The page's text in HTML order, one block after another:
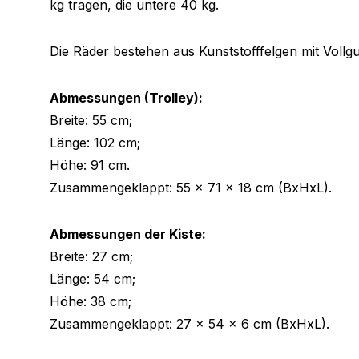
kg tragen, die untere 40 kg.
Die Räder bestehen aus Kunststofffelgen mit
Abmessungen (Trolley):
Breite: 55 cm;
Länge: 102 cm;
Höhe: 91 cm.
Zusammengeklappt: 55 x 71 x 18 cm (BxHxL).
Abmessungen der Kiste:
Breite: 27 cm;
Länge: 54 cm;
Höhe: 38 cm;
Zusammengeklappt: 27 x 54 x 6 cm (BxHxL).